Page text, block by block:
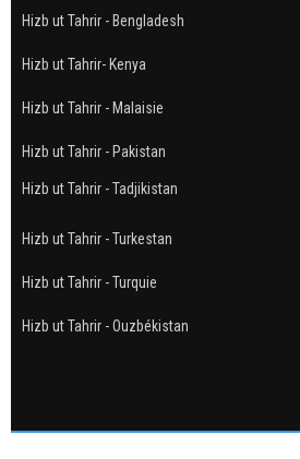
Hizb ut Tahrir - Bengladesh
Hizb ut Tahrir- Kenya
Hizb ut Tahrir - Malaisie
Hizb ut Tahrir - Pakistan
Hizb ut Tahrir - Tadjikistan
Hizb ut Tahrir - Turkestan
Hizb ut Tahrir - Turquie
Hizb ut Tahrir - Ouzbékistan